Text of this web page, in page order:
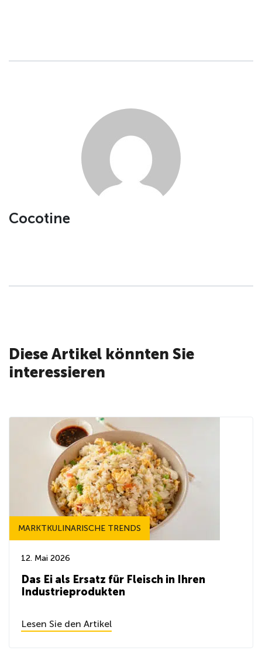
Cocotine
Diese Artikel könnten Sie
interessieren
MARKTKULINARISCHE TRENDS
12. Mai 2026
Das Ei als Ersatz für Fleisch in Ihren
Industrieprodukten
Lesen Sie den Artikel